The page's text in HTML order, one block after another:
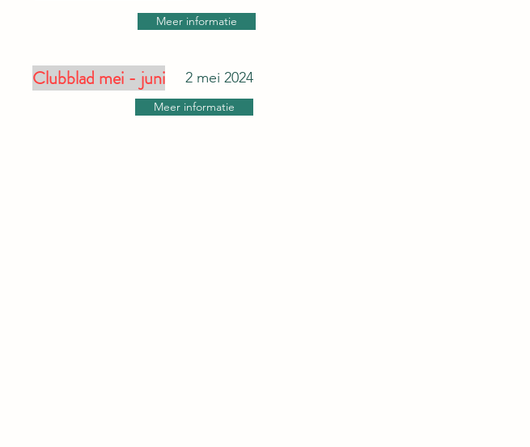
Meer informatie
Clubblad mei - juni 2 mei 2024
Meer informatie